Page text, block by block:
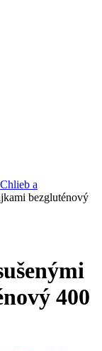
Chlieb a
bezgluténový
400